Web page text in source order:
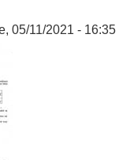
05/11/2021 - 16:35